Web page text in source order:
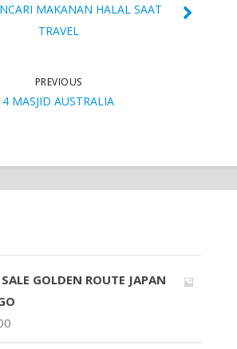
MAKANAN HALAL SAAT
TRAVEL
PREVIOUS
4 MASJID AUSTRALIA
GOLDEN ROUTE JAPAN